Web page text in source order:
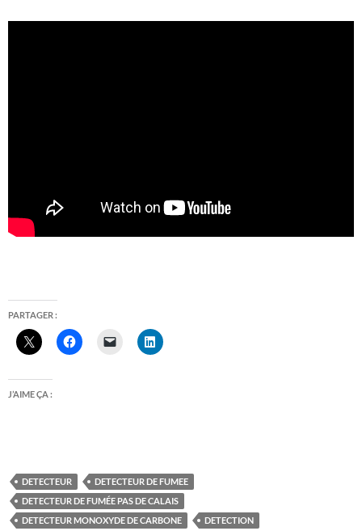
PARTAGER :
J’AIME ÇA :
DETECTEUR
DETECTEUR DE FUMEE
DETECTEUR DE FUMÉE PAS DE CALAIS
DETECTEUR MONOXYDE DE CARBONE
DETECTION